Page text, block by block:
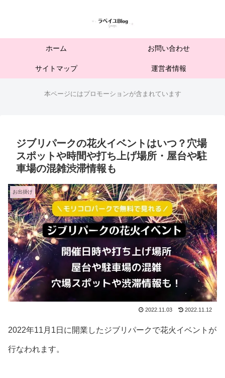
ホーム お問い合わせ
サイトマップ 運営者情報
本ページにはプロモーションが含まれています
ジブリパークの花火イベントはいつ？穴場
スポットや時間や打ち上げ場所・屋台や駐
車場の混雑渋滞情報も
お出掛け
2022.11.03 2022.11.12
2022年11月1日に開業したジブリパークで花火イベントが
行なわれます。